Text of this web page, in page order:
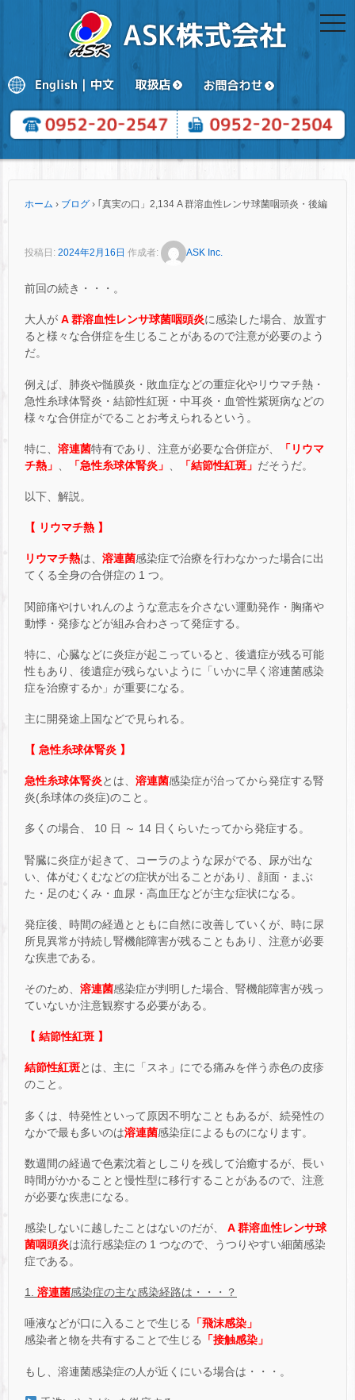
ホーム › ブログ › ｢真実の口」2,134 A 群溶血性レンサ球菌咽頭炎・後編
投稿日: 2024年2月16日 作成者: ASK Inc.
前回の続き・・・。
大人が A 群溶血性レンサ球菌咽頭炎に感染した場合、放置す
ると様々な合併症を生じることがあるので注意が必要のよう
だ。
例えば、肺炎や髄膜炎・敗血症などの重症化やリウマチ熱・
急性糸球体腎炎・結節性紅斑・中耳炎・血管性紫斑病などの
様々な合併症がでることお考えられるという。
特に、 溶連菌特有であり、注意が必要な合併症が、
「リウマ
チ熱」
「急性糸球体腎炎」 「結節性紅斑」 だそうだ。
以下、解説。
【 リウマチ熱 】
リウマチ熱は、 溶連菌感染症で治療を行わなかった場合に出
てくる全身の合併症の 1 つ。
関節痛やけいれんのような意志を介さない運動発作・胸痛や
動悸・発疹などが組み合わさって発症する。
特に、心臓などに炎症が起こっていると、後遺症が残る可能
性もあり、後遺症が残らないように「いかに早く溶連菌感染
症を治療するか」が重要になる。
主に開発途上国などで見られる。
【 急性糸球体腎炎 】
急性糸球体腎炎とは、 溶連菌感染症が治ってから発症する腎
炎(糸球体の炎症)のこと。
多くの場合、 10 日 ～ 14 日くらいたってから発症する。
腎臓に炎症が起きて、コーラのような尿がでる、尿が出な
い、体がむくむなどの症状が出ることがあり、顔面・まぶ
た・足のむくみ・血尿・高血圧などが主な症状になる。
発症後、時間の経過とともに自然に改善していくが、時に尿
所見異常が持続し腎機能障害が残ることもあり、注意が必要
な疾患である。
そのため、 溶連菌感染症が判明した場合、腎機能障害が残っ
ていないか注意観察する必要がある。
【 結節性紅斑 】
結節性紅斑とは、主に「スネ」にでる痛みを伴う赤色の皮疹
のこと。
多くは、特発性といって原因不明なこともあるが、続発性の
なかで最も多いのは溶連菌感染症によるものになります。
数週間の経過で色素沈着としこりを残して治癒するが、長い
時間がかかることと慢性型に移行することがあるので、注意
が必要な疾患になる。
感染しないに越したことはないのだが、
A 群溶血性レンサ球
菌咽頭炎は流行感染症の 1 つなので、うつりやすい細菌感染
症である。
1. 溶連菌感染症の主な感染経路は・・・？
唾液などが口に入ることで生じる
「飛沫感染」
感染者と物を共有することで生じる
「接触感染」
もし、溶連菌感染症の人が近くにいる場合は・・・。